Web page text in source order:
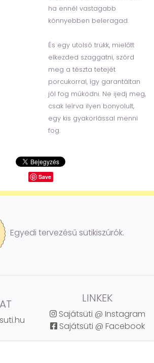
ha ennél vastagabb
könnyebben beleragad.
És egy utolsó trükk, mielőtt
elkezded szaggatni, szórd
meg a tészta tetejét
porcukorral, így garantáltan
jól fog működni. Ne ijedj meg,
csak leírva ilyen bonyolult,
egy kis gyakorlással menni
fog.
Save
Egyedi tervezésű sütikiszúrók.
LINKEK
Sajátsüti @ Instagram
Sajátsüti @ Facebook